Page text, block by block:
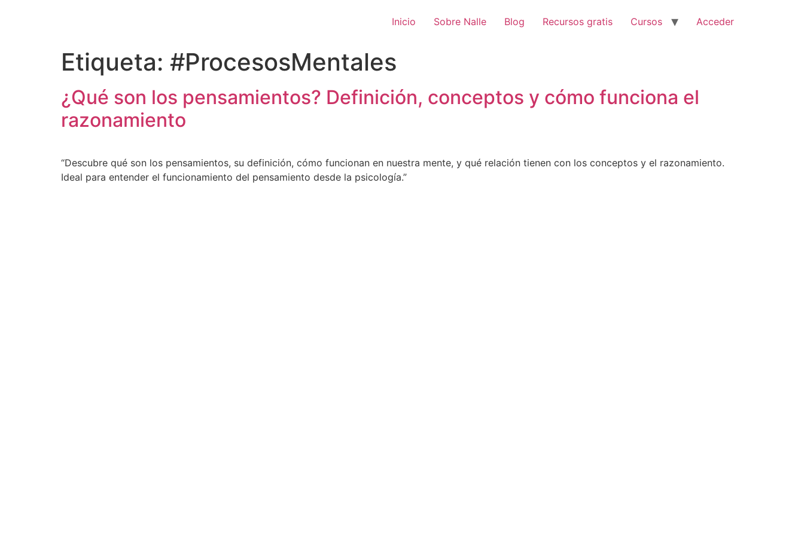
Inicio
Sobre Nalle Blog Recursos gratis Cursos Acceder
Etiqueta: #ProcesosMentales
¿Qué son los pensamientos? Definición, conceptos y cómo funciona el
razonamiento
“Descubre qué son los pensamientos, su definición, cómo funcionan en nuestra mente, y qué relación tienen con los conceptos y el razonamiento.
Ideal para entender el funcionamiento del pensamiento desde la psicología.”